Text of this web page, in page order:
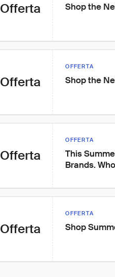
Offerta Shop the
Offerta
OFFERTA
Shop the
Offerta
OFFERTA
This
Brands.
Offerta
OFFERTA
Shop